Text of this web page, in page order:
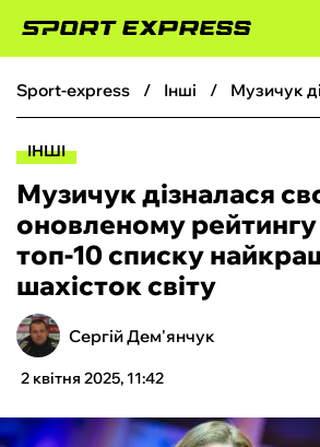
ФУТБОЛ
БОКС
ХОКЕЙ
ТЕНІС
КІБЕРСПОРТ
sport-express інші
ІНШІ
Музичук дізналася
оновленому рейтингу
топ-10 списку
шахісток світу
Сергій Дем'янчук
2 квітня 2025, 11:42